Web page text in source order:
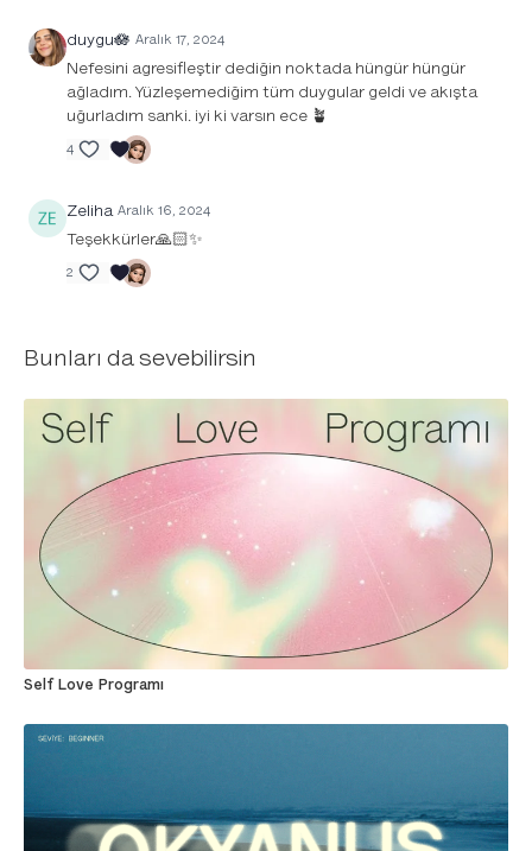
duygu🪷 Aralık 17, 2024
Nefesini agresifleştir dediğin noktada hüngür hüngür
ağladım. Yüzleşemediğim tüm duygular geldi ve akışta
uğurladım sanki. iyi ki varsın ece 🪴
4
Zeliha Aralık 16, 2024
Teşekkürler🙏🏻✨
2
Bunları da sevebilirsin
Self Love Programı